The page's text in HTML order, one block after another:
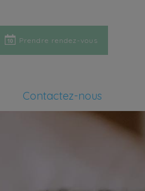
Prendre rendez-vous
Contactez-nous